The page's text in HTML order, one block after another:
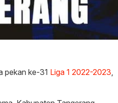
pekan ke-31 Liga 1 2022-2023,